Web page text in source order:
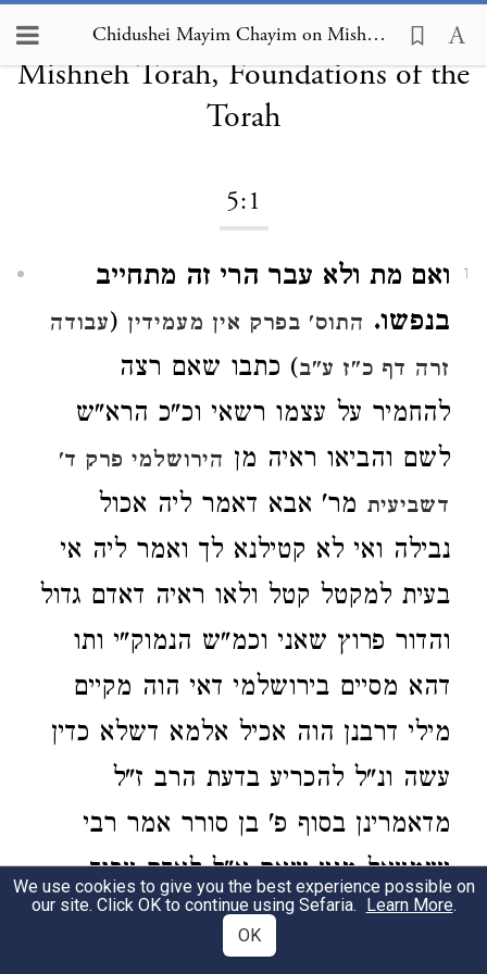
Chidushei Mayim Chayim on Mishneh Torah, Foundations of the Torah 5:1
Chidushei Mayim Chayim on
Mishneh Torah, Foundations of the
Torah
5:1
1
ואם מת ולא עבר הרי זה מתחייב
בנפשו. התוס' בפרק אין מעמידין (עבודה
זרה דף כ"ז ע"ב) כתבו שאם רצה
להחמיר על עצמו רשאי וכ"כ הרא"ש
לשם והביאו ראיה מן הירושלמי פרק ד'
דשביעית מר' אבא דאמר ליה אכול
נבילה ואי לא קטילנא לך ואמר ליה אי
בעית למקטל קטל ולאו ראיה דאדם גדול
והדור פרוץ שאני וכמ"ש הנמוק"י ותו
דהא מסיים בירושלמי דאי הוה מקיים
מילי דרבנן הוה אכיל אלמא דשלא כדין
עשה ונ"ל להכריע בדעת הרב ז"ל
מדאמרינן בסוף פ' בן סורר אמר רבי
ישמעאל מנין שאם א"ל לאדם עבוד
עכו"ם ואל תהרג מנין שיעבור ואל יהרג
ת"ל וחי בהם ולא שימות בהם ומדר"י
We use cookies to give you the best experience possible on
our site. Click OK to continue using Sefaria. Learn More.
OK